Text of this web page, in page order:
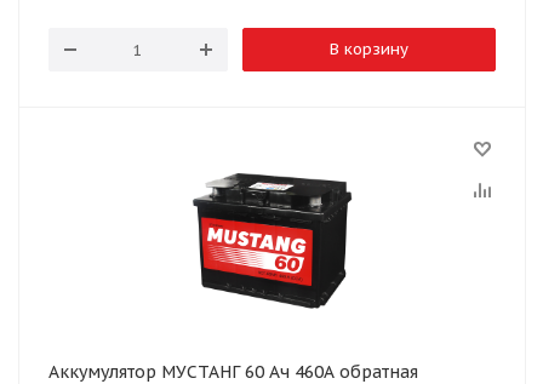
В корзину
Аккумулятор МУСТАНГ 60 Ач 460А обратная